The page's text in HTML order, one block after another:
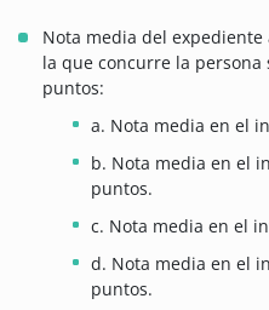
Nota media del
la que concurre la
puntos:
a. Nota media en el
b. Nota media en el
puntos.
c. Nota media en el
d. Nota media en el
puntos.